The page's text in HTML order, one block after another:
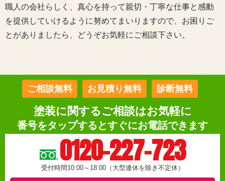
職人の会社らしく、真心を持って親切・丁寧な仕事と感動
を提供していけるように努めてまいりますので、お困りご
とがありましたら、どうぞお気軽にご相談下さい。
ご相談無料 お見積り無料 診断無料
塗装に関するご相談はお気軽に
番号をタップするとすぐにお電話できます
0120-227-723
受付時間10:00～18:00（大型連休を除き不定休）